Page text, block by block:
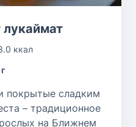
ккал
покрытые сладким
– традиционное
на Ближнем